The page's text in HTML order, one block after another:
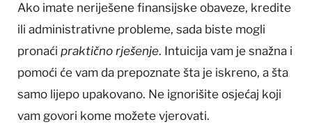
Ako imate neriješene finansijske obaveze, kredite
ili administrativne probleme, sada biste mogli
pronaći praktično rješenje. Intuicija vam je snažna i
pomoći će vam da prepoznate šta je iskreno, a šta
samo lijepo upakovano. Ne ignorišite osjećaj koji
vam govori kome možete vjerovati.